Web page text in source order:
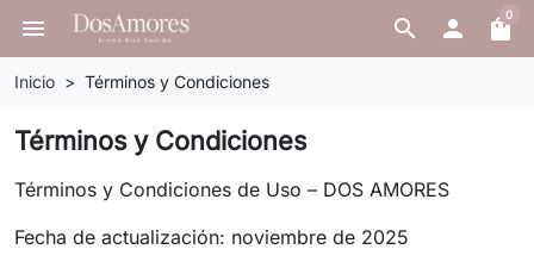
search
menu  shopping_bag0
Inicio Términos y Condiciones
Términos y Condiciones
Términos y Condiciones de Uso – DOS AMORES
Fecha de actualización: noviembre de 2025